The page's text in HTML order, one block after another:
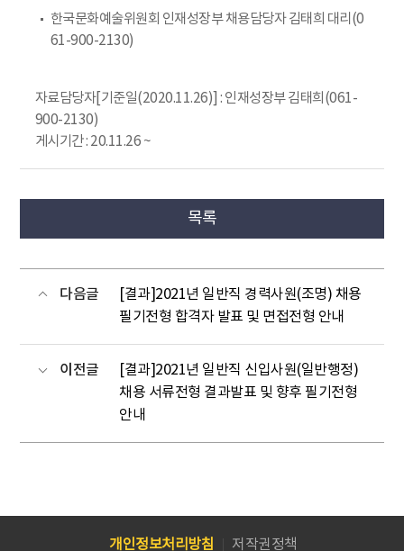
한국문화예술위원회 인재성장부 채용담당자 김태희 대리(0
61-900-2130)
자료담당자[기준일(2020.11.26)] : 인재성장부 김태희(061-
900-2130)
게시기간 : 20.11.26 ~
목록
다음글
[결과]2021년 일반직 경력사원(조명) 채용
필기전형 합격자 발표 및 면접전형 안내
이전글
[결과]2021년 일반직 신입사원(일반행정)
채용 서류전형 결과발표 및 향후 필기전형
안내
개인정보처리방침
저작권정책